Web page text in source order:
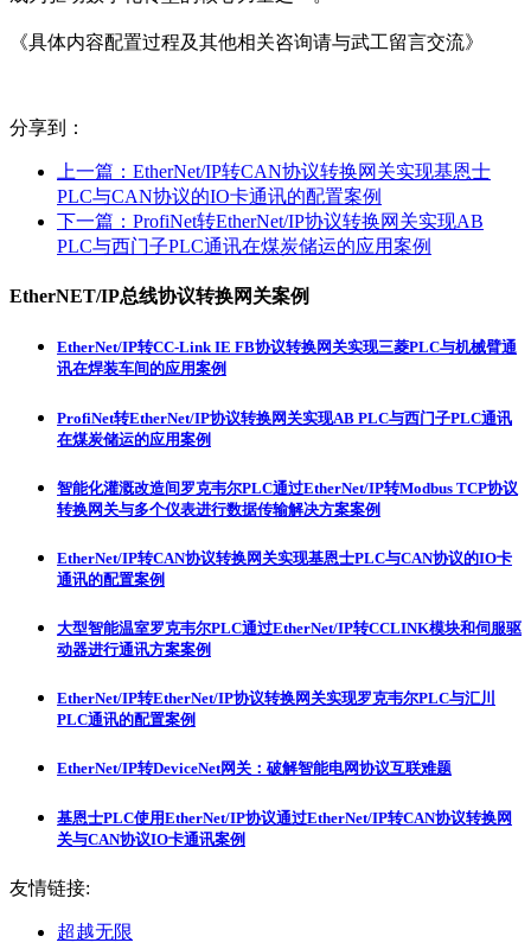
《具体内容配置过程及其他相关咨询请与武工留言交流》
分享到：
上一篇： EtherNet/IP转CAN协议转换网关实现基恩士
PLC与CAN协议的IO卡通讯的配置案例
下一篇： ProfiNet转EtherNet/IP协议转换网关实现AB
PLC与西门子PLC通讯在煤炭储运的应用案例
EtherNET/IP总线协议转换网关案例
EtherNet/IP转CC-Link IE FB协议转换网关实现三菱PLC与机械臂通
讯在焊装车间的应用案例
ProfiNet转EtherNet/IP协议转换网关实现AB PLC与西门子PLC通讯
在煤炭储运的应用案例
智能化灌溉改造间罗克韦尔PLC通过EtherNet/IP转Modbus TCP协议
转换网关与多个仪表进行数据传输解决方案案例
EtherNet/IP转CAN协议转换网关实现基恩士PLC与CAN协议的IO卡
通讯的配置案例
大型智能温室罗克韦尔PLC通过EtherNet/IP转CCLINK模块和伺服驱
动器进行通讯方案案例
EtherNet/IP转EtherNet/IP协议转换网关实现罗克韦尔PLC与汇川
PLC通讯的配置案例
EtherNet/IP转DeviceNet网关：破解智能电网协议互联难题
基恩士PLC使用EtherNet/IP协议通过EtherNet/IP转CAN协议转换网
关与CAN协议IO卡通讯案例
友情链接:
超越无限